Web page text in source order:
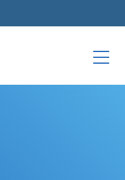
springen
springen